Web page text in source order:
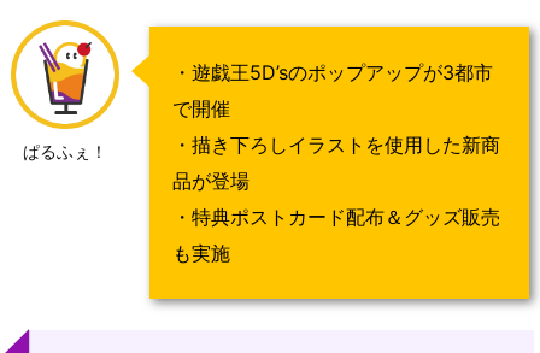
ぱるふぇ！
・遊戯王5D’sのポップアップが3都市
で開催
・描き下ろしイラストを使用した新商
品が登場
・特典ポストカード配布＆グッズ販売
も実施